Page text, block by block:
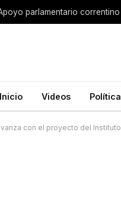
parlamentario
Inicio Videos Política
con el proyecto del